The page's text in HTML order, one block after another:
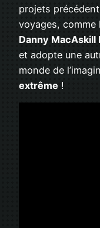
projets
voyages, comme
Danny MacAskill
et adopte une
monde de
extrême !